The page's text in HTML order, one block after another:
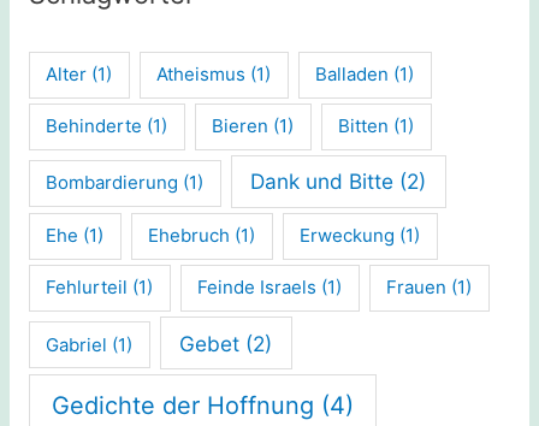
Alter (1) Atheismus (1) Balladen (1)
Behinderte (1) Bieren (1) Bitten (1)
Bombardierung (1) Dank und Bitte (2)
Ehe (1) Ehebruch (1) Erweckung (1)
Fehlurteil (1) Feinde Israels (1) Frauen (1)
Gabriel (1) Gebet (2)
Gedichte der Hoffnung (4)